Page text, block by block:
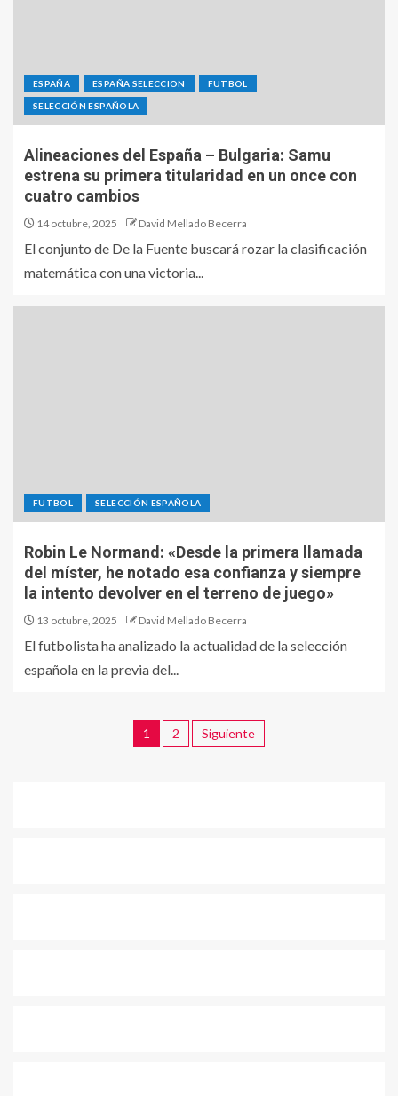
ESPAÑA ESPAÑA SELECCION FUTBOL
SELECCIÓN ESPAÑOLA
Alineaciones del España – Bulgaria: Samu
estrena su primera titularidad en un once con
cuatro cambios
14 octubre, 2025 David Mellado Becerra
El conjunto de De la Fuente buscará rozar la clasificación
matemática con una victoria...
FUTBOL SELECCIÓN ESPAÑOLA
Robin Le Normand: «Desde la primera llamada
del míster, he notado esa confianza y siempre
la intento devolver en el terreno de juego»
13 octubre, 2025 David Mellado Becerra
El futbolista ha analizado la actualidad de la selección
española en la previa del...
1 2 Siguiente